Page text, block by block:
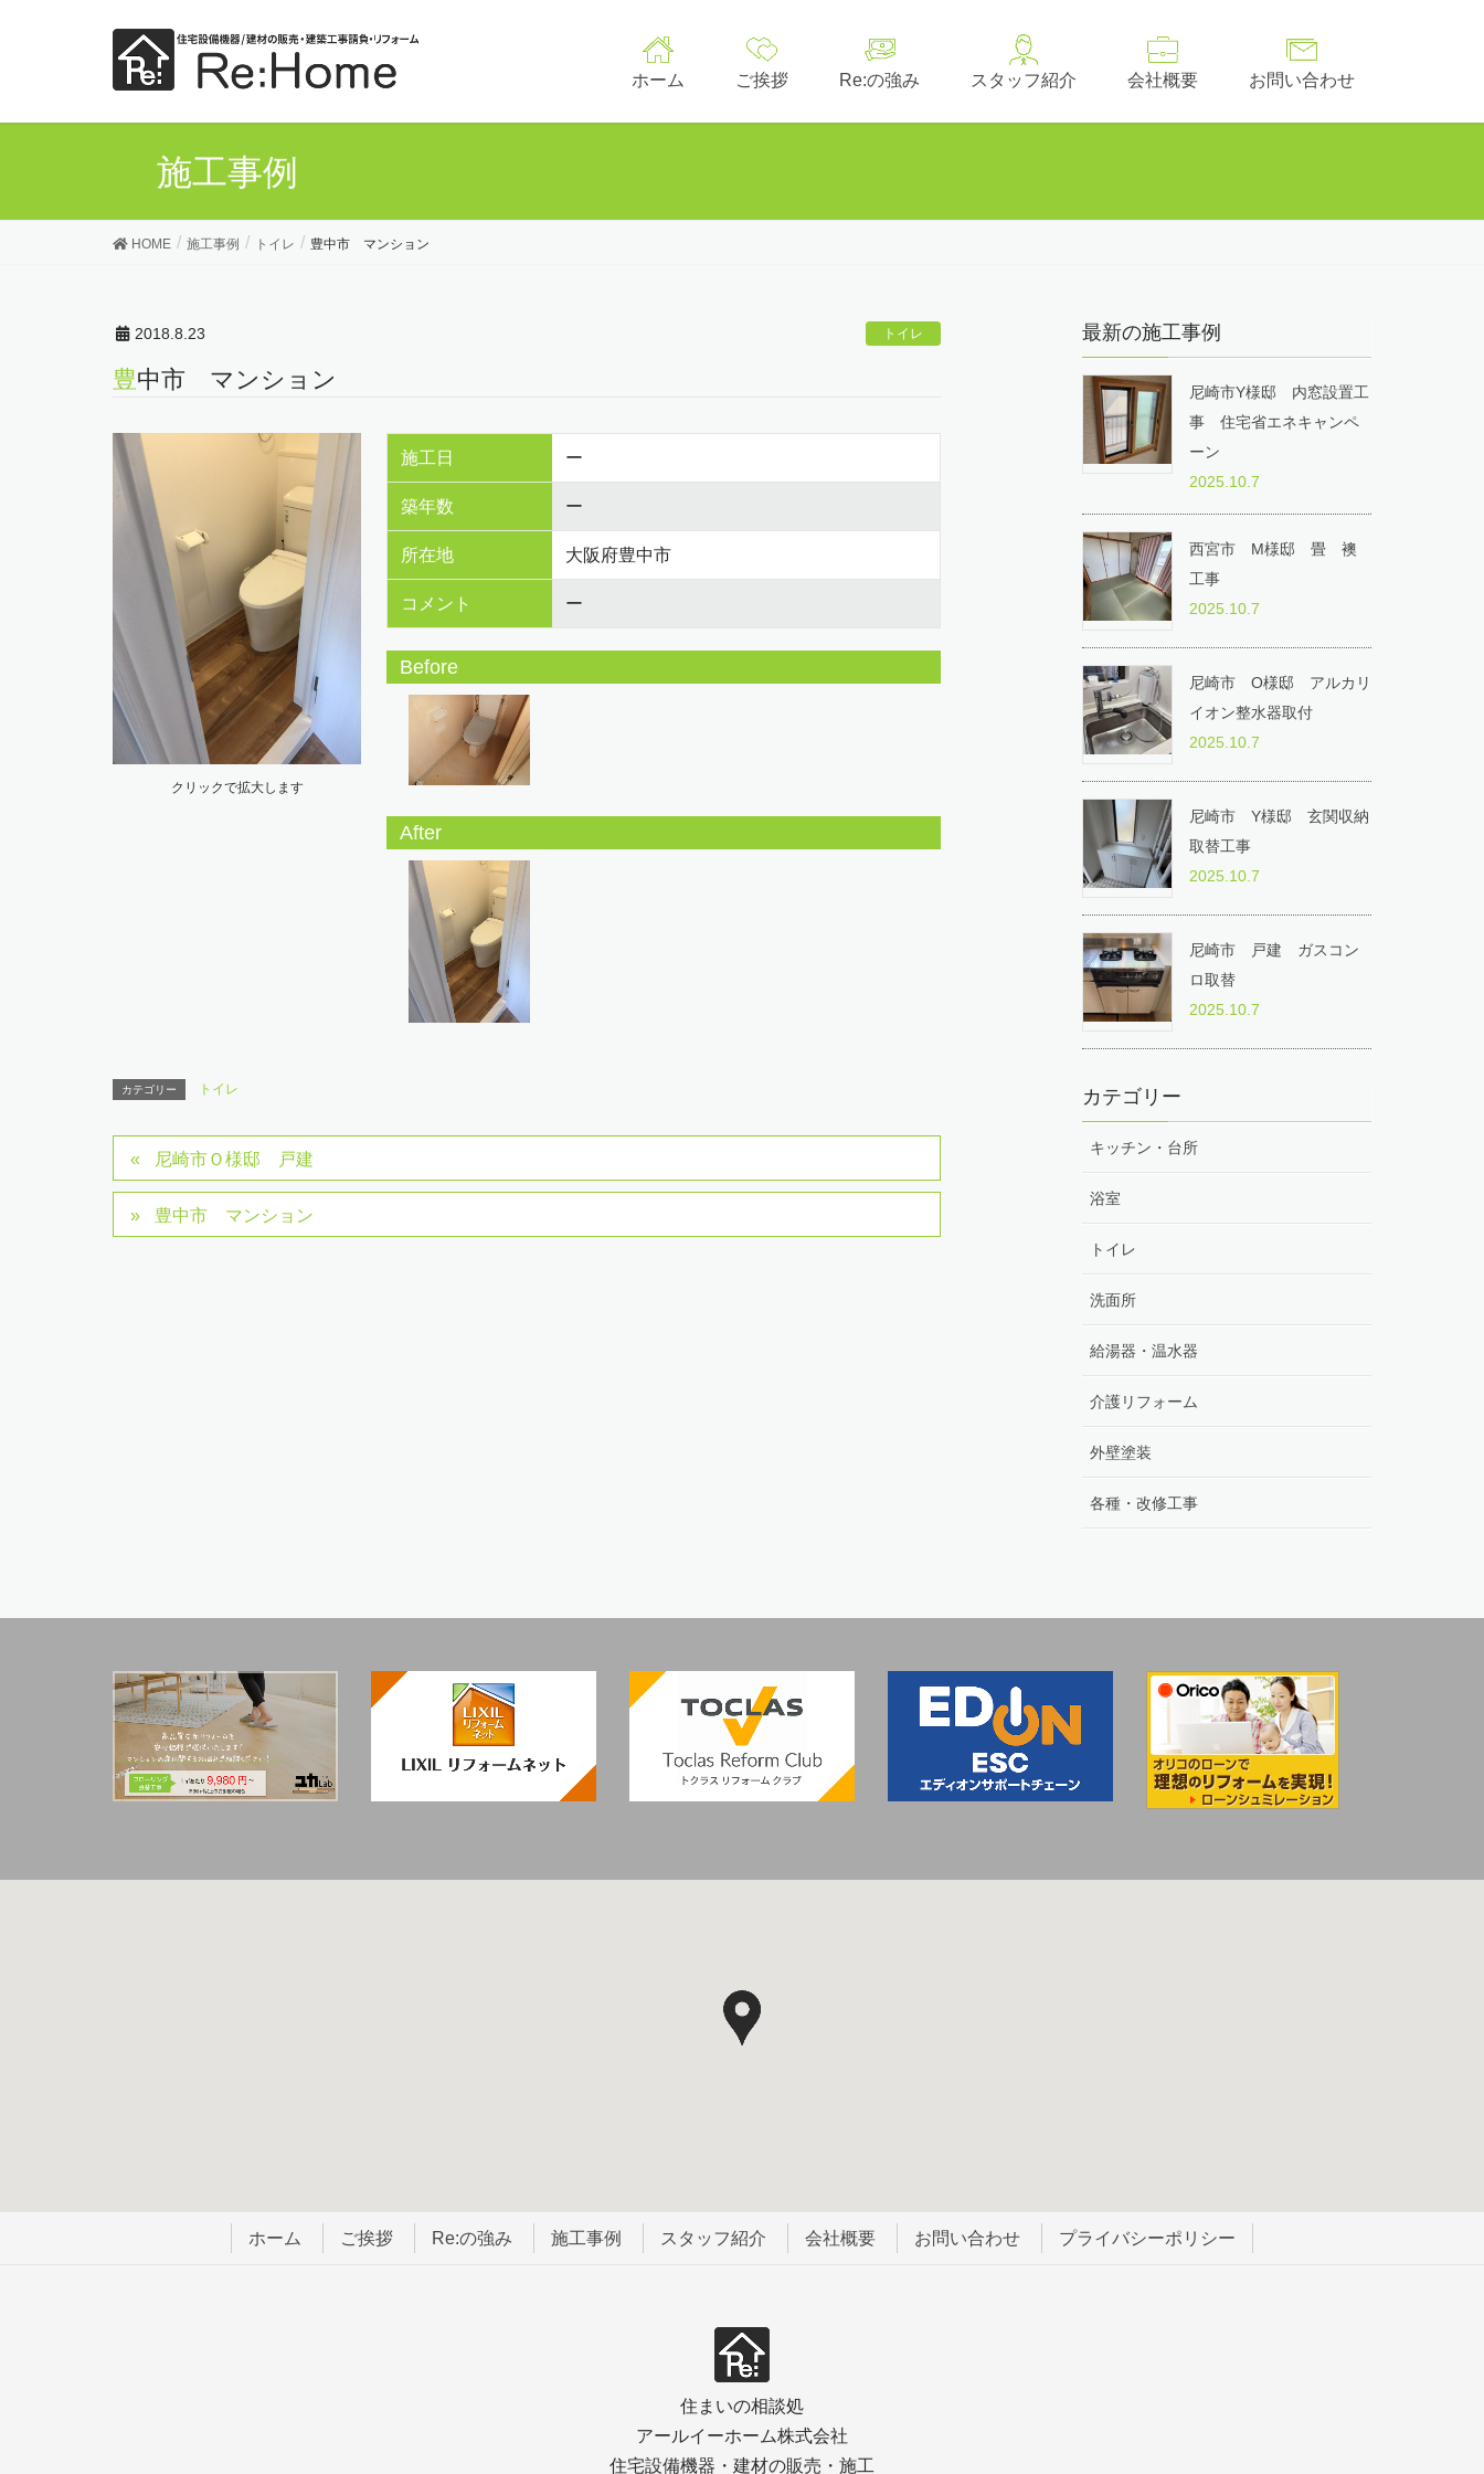
ホーム ご挨拶 Re:の強み スタッフ紹介 会社概要 お問い合わせ
施工事例
HOME 施工事例 トイレ 豊中市 マンション
2018.8.23 トイレ
豊中市 マンション
クリックで拡大します
施工日 ー
築年数 ー
所在地 大阪府豊中市
コメント ー
Before
After
カテゴリー トイレ
尼崎市Ｏ様邸 戸建
豊中市 マンション
最新の施工事例
尼崎市Y様邸 内窓設置工
事 住宅省エネキャンペ
ーン
2025.10.7
西宮市 M様邸 畳 襖
工事
2025.10.7
尼崎市 O様邸 アルカリ
イオン整水器取付
2025.10.7
尼崎市 Y様邸 玄関収納
取替工事
2025.10.7
尼崎市 戸建 ガスコン
ロ取替
2025.10.7
カテゴリー
キッチン・台所
浴室
トイレ
洗面所
給湯器・温水器
介護リフォーム
外壁塗装
各種・改修工事
ホーム ご挨拶 Re:の強み 施工事例 スタッフ紹介 会社概要 お問い合わせ プライバシーポリシー
住まいの相談処
アールイーホーム株式会社
住宅設備機器・建材の販売・施工